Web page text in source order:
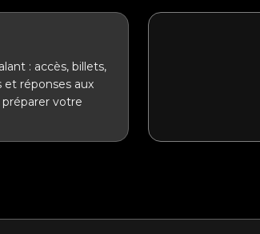
: accès, billets,
et réponses aux
votre